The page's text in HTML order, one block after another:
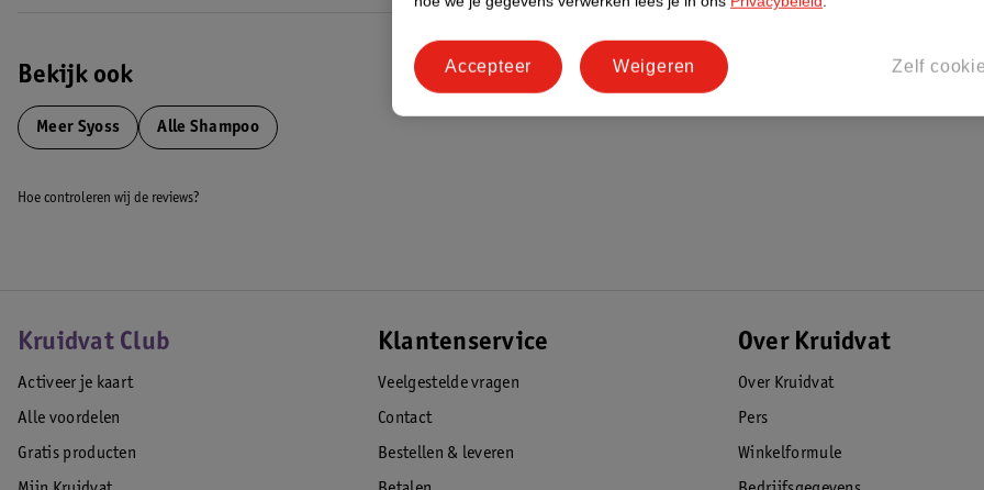
Bekijk ook
Meer Syoss Alle Shampoo
Hoe controleren wij de reviews?
Kruidvat Club
Activeer je kaart
Alle voordelen
Gratis producten
Klantenservice
Veelgestelde vragen
Contact
Bestellen & leveren
Over Kruidvat
Over Kruidvat
Pers
Winkelformule
Zelf
Weigeren
Accepteer